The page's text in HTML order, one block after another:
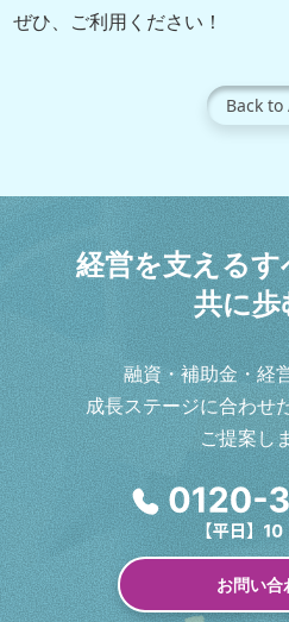
ぜひ、ご利用ください！
Back to
経営を支えるす
共に歩
融資・補助金・経
成長ステージに合わせ
ご提案し
お問い合